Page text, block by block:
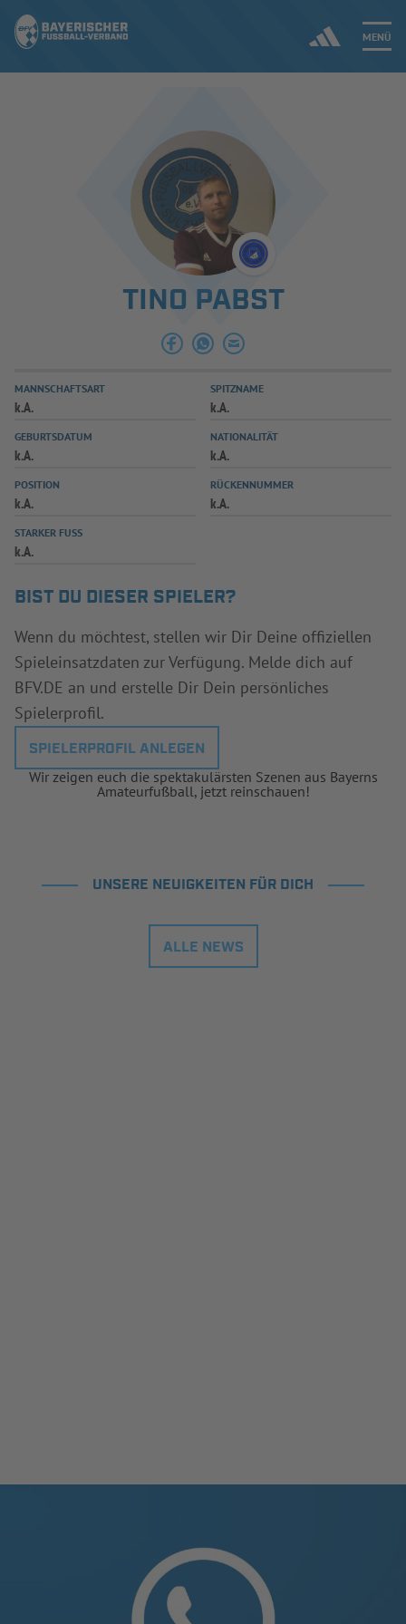
MENÜ
ERGEBNISSE & WETTBEWERBE
SPIELBETRIEB & VERBANDSLEBEN
AUSBILDUNG & FÖRDERUNG
SPIELPLUS
TINO PABST
MANNSCHAFTSART
k.A.
SPITZNAME
k.A.
GEBURTSDATUM
k.A.
NATIONALITÄT
k.A.
POSITION
k.A.
RÜCKENNUMMER
k.A.
STARKER FUSS
k.A.
BIST DU DIESER SPIELER?
Wenn du möchtest, stellen wir Dir Deine offiziellen
Spieleinsatzdaten zur Verfügung. Melde dich auf
BFV.DE an und erstelle Dir Dein persönliches
Spielerprofil.
SPIELERPROFIL ANLEGEN
Wir zeigen euch die spektakulärsten Szenen aus Bayerns
Amateurfußball, jetzt reinschauen!
UNSERE NEUIGKEITEN FÜR DICH
ALLE NEWS